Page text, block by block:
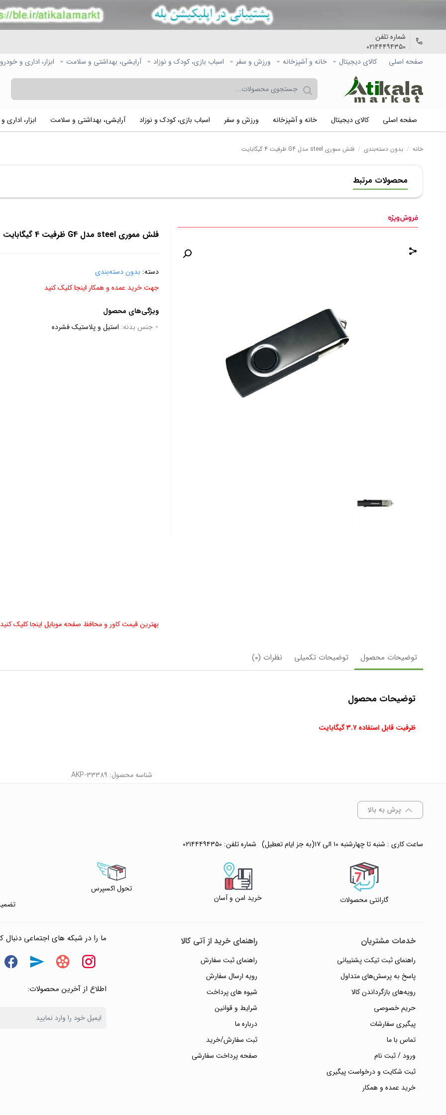
شماره تلفن
۰۲۱۴۴۴۹۴۳۵۰
صفحه اصلی
کالاي دیجیتال خانه و آشپزخانه ورزش و سفر اسباب بازی، کودک و نوزاد آرایشی، بهداشتی و سلامت ابزار، اداری و خودرو
صفحه اصلی کالاي دیجیتال خانه و آشپزخانه ورزش و سفر اسباب بازی، کودک و نوزاد آرایشی، بهداشتی و سلامت ابزار، اداری
خانه / بدون دسته‌بندی / فلش مموری steel مدل G4 ظرفیت 4 گیگابایت
محصولات مرتبط
فلش مموری steel مدل G4 ظرفیت 4 گیگابایت
دسته: بدون دسته‌بندی
جهت خرید عمده و همکار اینجا کلیک کنید
ویژگی‌های محصول
جنس بدنه: استیل و پلاستیک فشرده
بهترین قیمت کاور و محافظ صفحه موبایل اینجا کلیک کنید
توضیحات محصول توضیحات تکمیلی نظرات (۰)
توضیحات محصول
ظرفیت قابل استفاده ۳.۷ گیگابایت
شناسه محصول: AKP-33389
پرش به بالا
ساعت کاری : شنبه تا چهارشنبه ۱۰ الی ۱۷(به جز ایام تعطیل) شماره تلفن: ۰۲۱۴۴۴۹۴۳۵۰
گارانتی محصولات خرید امن و آسان
تحول اکسپرس
خدمات مشتریان
راهنمای ثبت تیکت پشتیبانی
پاسخ به پرسش‌های متداول
رویه‌های بازگرداندن کالا
حریم خصوصی
پیگیری سفارشات
تماس با ما
ورود / ثبت نام
ثبت شکایت و درخواست پیگیری
خرید عمده و همکار
راهنمای خرید از آتی کالا
راهنمای ثبت سفارش
رویه ارسال سفارش
شیوه های پرداخت
شرایط و قوانین
درباره ما
ثبت سفارش/خرید
صفحه پرداخت سفارشی
ما را در شبکه های اجتماعی دنبال
اطلاع از آخرین محصولات: